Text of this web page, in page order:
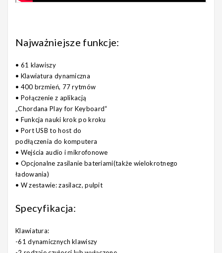
Najważniejsze funkcje:
• 61 klawiszy
• Klawiatura dynamiczna
• 400 brzmień, 77 rytmów
• Połączenie z aplikacją
„Chordana Play for Keyboard“
• Funkcja nauki krok po kroku
• Port USB to host do
podłączenia do komputera
• Wejścia audio i mikrofonowe
• Opcjonalne zasilanie bateriami(także wielokrotnego
ładowania)
• W zestawie: zasilacz, pulpit
Specyfikacja:
Klawiatura:
-61 dynamicznych klawiszy